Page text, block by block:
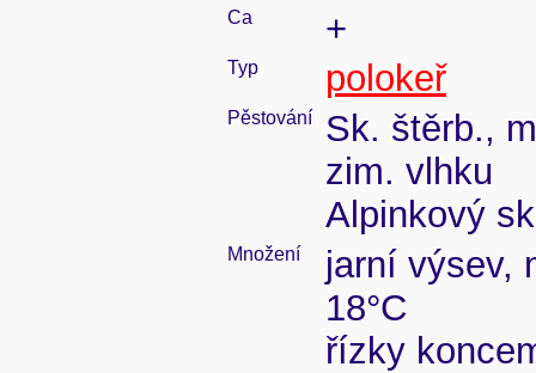
Ca +
Typ polokeř
Pěstování
Sk. štěrb.,
zim. vlhku
Alpinkový
Množení
jarní výsev,
18°C
řízky